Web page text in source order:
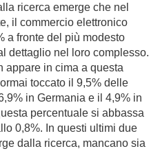
ricerca emerge che nel
il commercio elettronico
a fronte del più modesto
dettaglio nel loro complesso.
appare in cima a questa
toccato il 9,5% delle
in Germania e il 4,9% in
percentuale si abbassa
0,8%. In questi ultimi due
dalla ricerca, mancano sia